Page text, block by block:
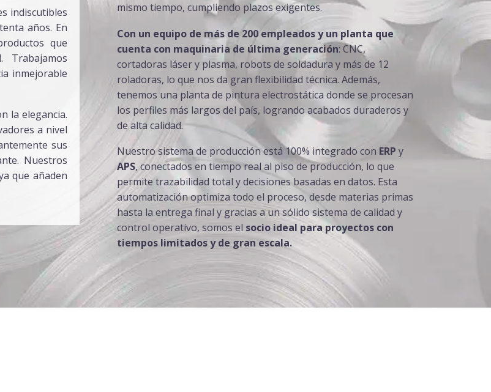
indiscutibles
años. En
que
inmejorable
la elegancia.
a nivel
sus
Nuestros
que añaden
mismo tiempo, cumpliendo plazos exigentes.
Con un equipo de más de 200 empleados y un planta que
cuenta con maquinaria de última generación: CNC,
cortadoras láser y plasma, robots de soldadura y más de 12
roladoras, lo que nos da gran flexibilidad técnica. Además,
tenemos una planta de pintura electrostática donde se procesan
los perfiles más largos del país, logrando acabados duraderos y
de alta calidad.
Nuestro sistema de producción está 100% integrado con ERP y
APS, conectados en tiempo real al piso de producción, lo que
permite trazabilidad total y decisiones basadas en datos. Esta
automatización optimiza todo el proceso, desde materias primas
hasta la entrega final y gracias a un sólido sistema de calidad y
control operativo, somos el socio ideal para proyectos con
tiempos limitados y de gran escala.